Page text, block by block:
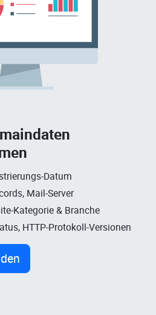
Datum
Mail-Server
Kategorie & Branche
HTTP-Protokoll-Versionen